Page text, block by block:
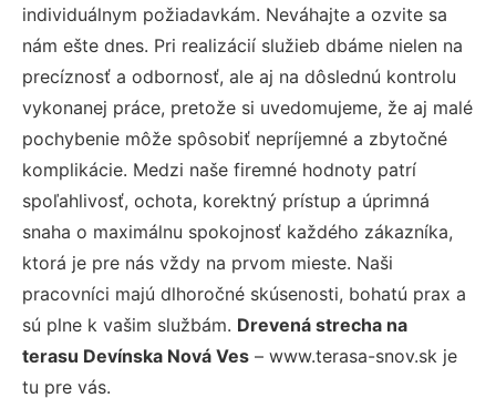
individuálnym požiadavkám. Neváhajte a ozvite sa
nám ešte dnes. Pri realizácií služieb dbáme nielen na
precíznosť a odbornosť, ale aj na dôslednú kontrolu
vykonanej práce, pretože si uvedomujeme, že aj malé
pochybenie môže spôsobiť nepríjemné a zbytočné
komplikácie. Medzi naše firemné hodnoty patrí
spoľahlivosť, ochota, korektný prístup a úprimná
snaha o maximálnu spokojnosť každého zákazníka,
ktorá je pre nás vždy na prvom mieste. Naši
pracovníci majú dlhoročné skúsenosti, bohatú prax a
sú plne k vašim službám. Drevená strecha na
terasu Devínska Nová Ves – www.terasa-snov.sk je
tu pre vás.